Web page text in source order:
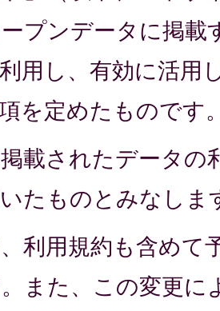
プンデータに掲載
用し、有効に活用
を定めたものです
載されたデータの
たものとみなしま
利用規約も含めて
また、この変更に